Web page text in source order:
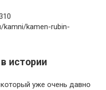
kamni/kamen-rubin-
истории
уже очень давно